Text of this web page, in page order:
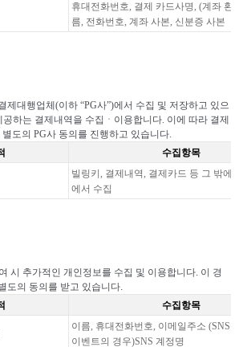
휴대전화번호, 결제 카드사명, (계좌 환불
름, 전화번호, 계좌 사본, 신분증 사본
제대행업체 (이하 “PG사”)에서 수집 및 저장하고 있으
공하는 결제내역을 수집 ㆍ 이용합니다. 이에 따라 결제
도의 PG사 동의를 진행하고 있습니다.
수집항목
빌링키 , 결제내역, 결제카드 등 그 밖에 내
에서 수집
시 추가적인 개인정보를 수집 및 이용합니다. 이 경
도의 동의를 받고 있습니다.
수집항목
이름, 휴대전화번호, 이메일주소 (SNS
이벤트의 경우)SNS 계정명